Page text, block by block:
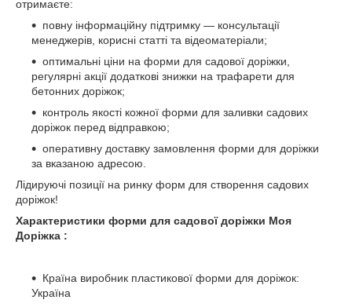
отримаєте:
повну інформаційну підтримку — консультації
менеджерів, корисні статті та відеоматеріали;
оптимальні ціни на форми для садової доріжки,
регулярні акції додаткові знижки на трафарети для
бетонних доріжок;
контроль якості кожної форми для заливки садових
доріжок перед відправкою;
оперативну доставку замовлення форми для доріжки
за вказаною адресою.
Лідируючі позиції на ринку форм для створення садових
доріжок!
Характеристики форми для садової доріжки Моя
Доріжка :
Країна виробник пластикової форми для доріжок:
Україна